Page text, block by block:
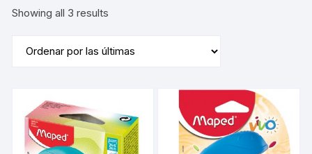
Showing all 3 results
latest